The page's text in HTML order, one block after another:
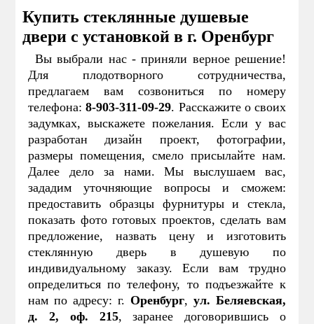
Купить стеклянные душевые
двери с установкой в г. Оренбург
Вы выбрали нас - приняли верное решение!
Для плодотворного сотрудничества,
предлагаем вам созвониться по номеру
телефона:8-903-311-09-29. Расскажите о своих
задумках, выскажете пожелания. Если у вас
разработан дизайн проект, фотографии,
размеры помещения, смело присылайте нам.
Далее дело за нами. Мы выслушаем вас,
зададим уточняющие вопросы и сможем:
предоставить образцы фурнитуры и стекла,
показать фото готовых проектов, сделать вам
предложение, назвать цену и изготовить
стеклянную дверь в душевую по
индивидуальному заказу. Если вам трудно
определиться по телефону, то подъезжайте к
нам по адресу: г. Оренбург, ул. Беляевская,
д. 2, оф. 215, заранее договорившись о